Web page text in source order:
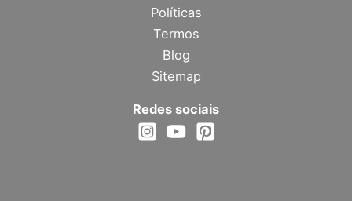
Políticas
Termos
Blog
Sitemap
Redes sociais